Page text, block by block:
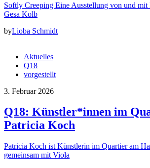
Softly Creeping Eine Ausstellung von und
Gesa Kolb
byLioba Schmidt
Aktuelles
Q18
vorgestellt
3. Februar 2026
Q18: Künstler*innen im
Patricia Koch
Patricia Koch ist Künstlerin im Quartier am
gemeinsam mit Viola